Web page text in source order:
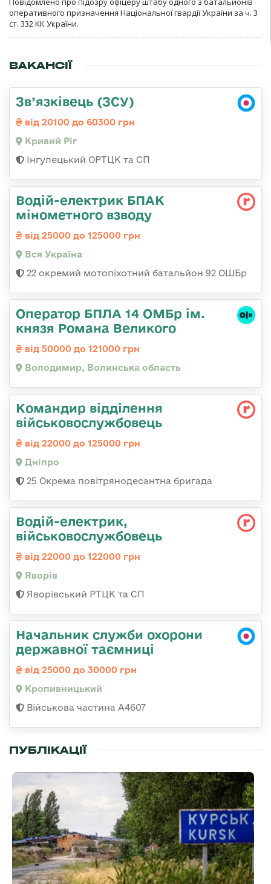
оперативного призначення Національної гвардії України за ч. 3
ст. 332 КК України.
ВАКАНСІЇ
Зв’язківець (ЗСУ)
від 20100 до 60300 грн
Кривий Ріг
Інгулецький ОРТЦК та СП
Водій-електрик БПАК
мінометного взводу
від 25000 до 125000 грн
Вся Україна
22 окремий мотопіхотний батальйон 92 ОШБр
Оператор БПЛА 14 ОМБр ім.
князя Романа Великого
від 50000 до 121000 грн
Володимир, Волинська область
Командир відділення
військовослужбовець
від 22000 до 125000 грн
Дніпро
25 Окрема повітрянодесантна бригада
Водій-електрик,
військовослужбовець
від 22000 до 122000 грн
Яворів
Яворівський РТЦК та СП
Начальник служби охорони
державної таємниці
від 25000 до 30000 грн
Кропивницький
Військова частина А4607
ПУБЛІКАЦІЇ